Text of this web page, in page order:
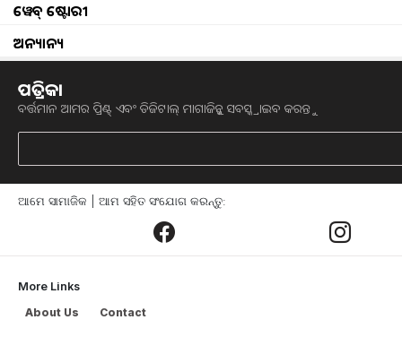
ୱେବ୍ ଷ୍ଟୋରୀ
ଅନ୍ୟାନ୍ୟ
ପତ୍ରିକା
ବର୍ତ୍ତମାନ ଆମର ପ୍ରିଣ୍ଟ୍ ଏବଂ ଡିଜିଟାଲ୍ ମାଗାଜିନ୍କୁ ସବସ୍କ୍ରାଇବ କରନ୍ତୁ
ଆମେ ସାମାଜିକ | ଆମ ସହିତ ସଂଯୋଗ କରନ୍ତୁ:
More Links
About Us
Contact
ଅଧିକାଂଶ ଲୋକ ପୋଟଳକୁ ବିଭିନ୍ନ ପ୍ରକାର
ପନିପରିବା ସହିତ ଖାଇବା ମଧ୍ୟ ଆମ
ରହିଛି। ଏଥିରେ ଆଣ୍ଟି-ଅକ୍ସିଡାଣ୍ଟ, ଫାଇବର
ତତ୍ତ୍ୱ ରହିଛି, ଯାହା ଆମକୁ ଅନେକ ରୋଗରୁ